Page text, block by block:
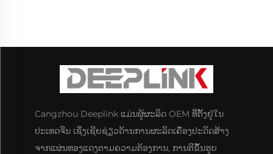
Cangzhou Deeplink ແມ່ນຜູ້ຜະລິດ OEM ທີ່ຕັ້ງຢູ່ໃນ
ປະເທດຈີນ ເຊິ່ງເຊີຍຊ່ຽວດ້ານການຜະລິດເຄື່ອງປະດິດສ້າງ
ຈາກແຜ່ນທອງແດງຕາມຄວາມຕ້ອງການ, ການຕີຂຶ້ນຮູບ